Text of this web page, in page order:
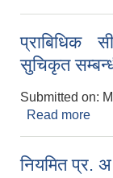
प्राबिधिक
सुचिकृत
Submitted on:
Read more
नियमित प्र.